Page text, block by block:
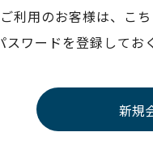
利用のお客様は、こ
スワードを登録してお